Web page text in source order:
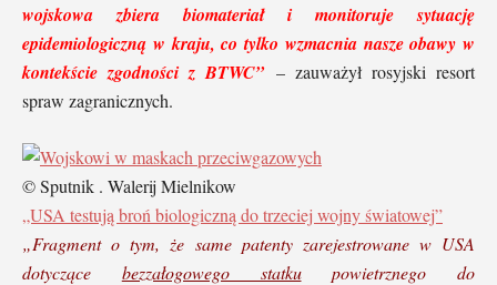
wojskowa zbiera biomateriał i monitoruje sytuację
epidemiologiczną w kraju, co tylko wzmacnia nasze obawy w
kontekście zgodności z BTWC” – zauważył rosyjski resort
spraw zagranicznych.
© Sputnik . Walerij Mielnikow
„USA testują broń biologiczną do trzeciej wojny światowej”
„Fragment o tym, że same patenty zarejestrowane w USA
dotyczące bezzałogowego statkupowietrznego do